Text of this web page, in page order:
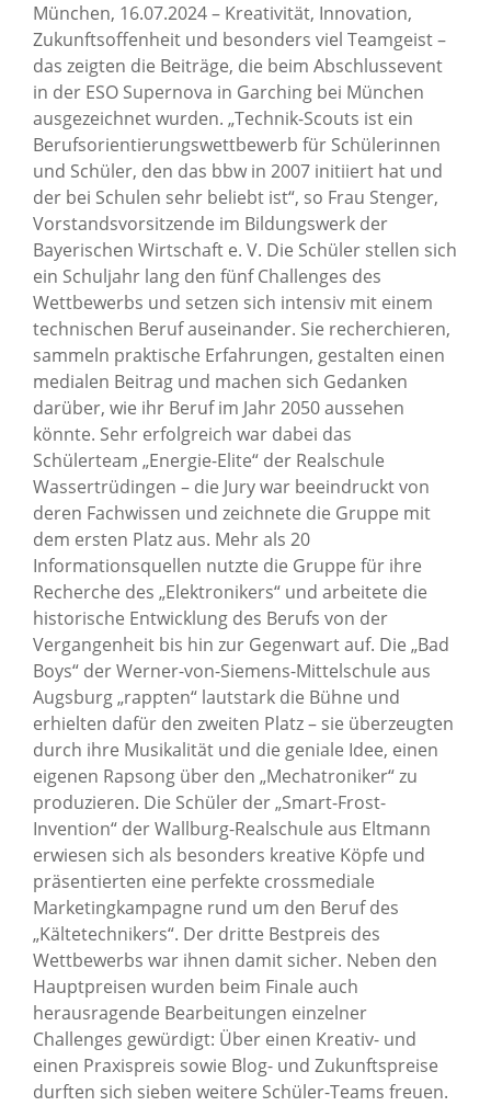
München, 16.07.2024 – Kreativität, Innovation,
Zukunftsoffenheit und besonders viel Teamgeist –
das zeigten die Beiträge, die beim Abschlussevent
in der ESO Supernova in Garching bei München
ausgezeichnet wurden. „Technik-Scouts ist ein
Berufsorientierungswettbewerb für Schülerinnen
und Schüler, den das bbw in 2007 initiiert hat und
der bei Schulen sehr beliebt ist“, so Frau Stenger,
Vorstandsvorsitzende im Bildungswerk der
Bayerischen Wirtschaft e. V. Die Schüler stellen sich
ein Schuljahr lang den fünf Challenges des
Wettbewerbs und setzen sich intensiv mit einem
technischen Beruf auseinander. Sie recherchieren,
sammeln praktische Erfahrungen, gestalten einen
medialen Beitrag und machen sich Gedanken
darüber, wie ihr Beruf im Jahr 2050 aussehen
könnte. Sehr erfolgreich war dabei das
Schülerteam „Energie-Elite“ der Realschule
Wassertrüdingen – die Jury war beeindruckt von
deren Fachwissen und zeichnete die Gruppe mit
dem ersten Platz aus. Mehr als 20
Informationsquellen nutzte die Gruppe für ihre
Recherche des „Elektronikers“ und arbeitete die
historische Entwicklung des Berufs von der
Vergangenheit bis hin zur Gegenwart auf. Die „Bad
Boys“ der Werner-von-Siemens-Mittelschule aus
Augsburg „rappten“ lautstark die Bühne und
erhielten dafür den zweiten Platz – sie überzeugten
durch ihre Musikalität und die geniale Idee, einen
eigenen Rapsong über den „Mechatroniker“ zu
produzieren. Die Schüler der „Smart-Frost-
Invention“ der Wallburg-Realschule aus Eltmann
erwiesen sich als besonders kreative Köpfe und
präsentierten eine perfekte crossmediale
Marketingkampagne rund um den Beruf des
„Kältetechnikers“. Der dritte Bestpreis des
Wettbewerbs war ihnen damit sicher. Neben den
Hauptpreisen wurden beim Finale auch
herausragende Bearbeitungen einzelner
Challenges gewürdigt: Über einen Kreativ- und
einen Praxispreis sowie Blog- und Zukunftspreise
durften sich sieben weitere Schüler-Teams freuen.